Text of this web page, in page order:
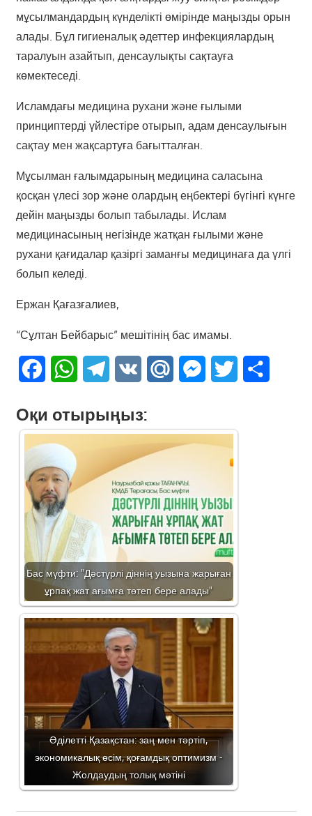
мұсылмандардың күнделікті өмірінде маңызды орын
алады. Бұл гигиеналық әдеттер инфекциялардың
таралуын азайтып, денсаулықты сақтауға
көмектеседі.
Исламдағы медицина рухани және ғылыми
принциптерді үйлестіре отырып, адам денсаулығын
сақтау мен жақсартуға бағытталған.
Мұсылман ғалымдарының медицина саласына
қосқан үлесі зор және олардың еңбектері бүгінгі күнге
дейін маңызды болып табылады. Ислам
медицинасының негізінде жатқан ғылыми және
рухани қағидалар қазіргі заманғы медицинаға да үлгі
болып келеді.
Ержан Қағазғалиев,
“Сұлтан Бейбарыс” мешітінің бас имамы.
FacebookWhatsAppTelegram
VK Mail.Ru Messenger
Twitter
Оқи отырыңыз:
Бас мүфти: "Дәстүрлі діннің уызына жарыған
ұрпақ жат ағымға төтеп бере алады"
Әділетті Қазақстан: заң мен тәртіп,
экономикалық өсім, қоғамдық оптимизм -
Жолдаудың толық мәтіні